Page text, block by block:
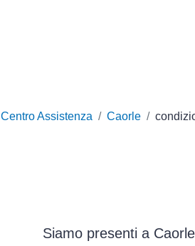
Centro Assistenza Caorle
Siamo presenti a